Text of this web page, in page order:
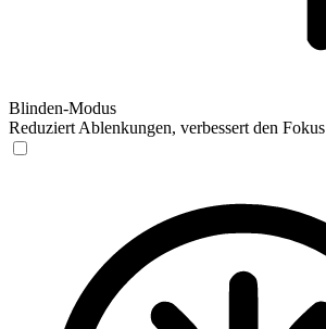
Blinden-Modus
Reduziert Ablenkungen, verbessert den Fokus